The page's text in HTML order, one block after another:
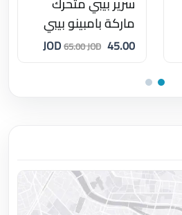
ماركة بامبينو بيبي
45.00 JOD
65.00 JOD